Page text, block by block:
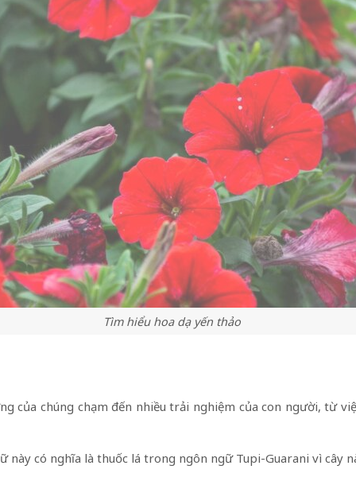
Tìm hiểu hoa dạ yến thảo
của chúng chạm đến nhiều trải nghiệm của con người, từ
này có nghĩa là thuốc lá trong ngôn ngữ Tupi-Guarani vì cây